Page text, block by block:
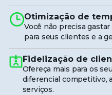
Otimização de
Você não precisa
para seus clientes e a
Fidelização de
Ofereça mais para os
diferencial competitivo,
serviços.